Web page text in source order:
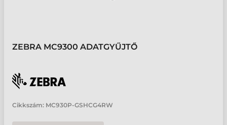
ZEBRA MC9300 ADATGYŰJTŐ
Cikkszám: MC930P-GSHCG4RW